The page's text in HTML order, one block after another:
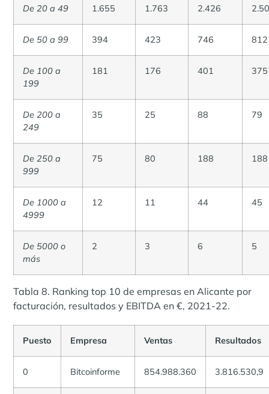
De 20 a 49 1.655 1.763 2.426
De 50 a 99 394 423 746 812
De 100 a
199
181 176 401 375
De 200 a
249
35 25 88 79
De 250 a
999
75 80 188 188
De 1000 a
4999
12 11 44 45
De 5000 o
más
2 3 6 5
Tabla 8. Ranking top 10 de empresas en Alicante por
facturación, resultados y EBITDA en €, 2021-22.
Puesto Empresa Ventas Resultados
0 Bitcoinforme 854.988.360 3.816.530,9